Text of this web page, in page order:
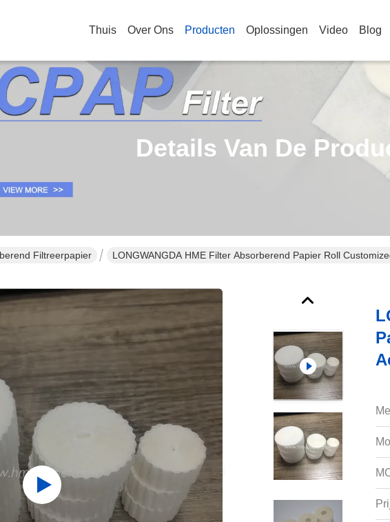
Thuis Over Ons Producten Oplossingen Video Blog
Details Van De
Filtreerpapier LONGWANGDA HME Filter Absorberend Papier Roll